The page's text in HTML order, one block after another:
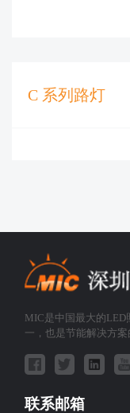
C 系列路灯
MIC是中国最大的
一，也是节能解决方案
联系邮箱